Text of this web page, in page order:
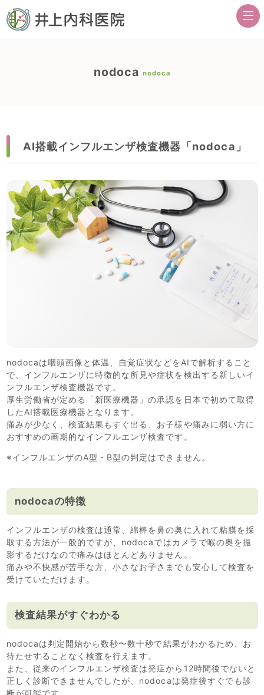
nodocanodoca
AI搭載インフルエンザ検査機器「nodoca」
nodocaは咽頭画像と体温、自覚症状などをAIで解析すること
で、インフルエンザに特徴的な所見や症状を検出する新しいイ
ンフルエンザ検査機器です。
厚生労働省が定める「新医療機器」の承認を日本で初めて取得
したAI搭載医療機器となります。
痛みが少なく、検査結果もすぐ出る、お子様や痛みに弱い方に
おすすめの画期的なインフルエンザ検査です。
※インフルエンザのA型・B型の判定はできません。
nodocaの特徴
インフルエンザの検査は通常、綿棒を鼻の奥に入れて粘膜を採
取する方法が一般的ですが、nodocaではカメラで喉の奥を撮
影するだけなので痛みはほとんどありません。
痛みや不快感が苦手な方、小さなお子さまでも安心して検査を
受けていただけます。
検査結果がすぐわかる
nodocaは判定開始から数秒〜数十秒で結果がわかるため、お
待たせすることなく検査を行えます。
また、従来のインフルエンザ検査は発症から12時間後でないと
正しく診断できませんでしたが、nodocaは発症後すぐでも診
断が可能です。